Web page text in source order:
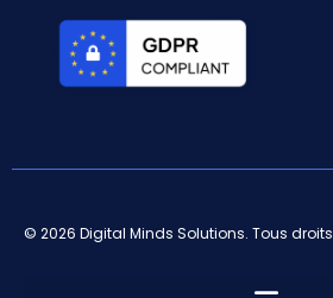
© 2026 Digital Minds Solutions. Tous